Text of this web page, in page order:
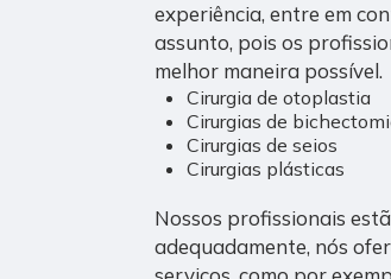
experiência, entre em
assunto, pois os
melhor maneira possível.
Cirurgia de otoplastia
Cirurgias de
Cirurgias de seios
Cirurgias plásticas
Nossos profissionais
adequadamente, nós